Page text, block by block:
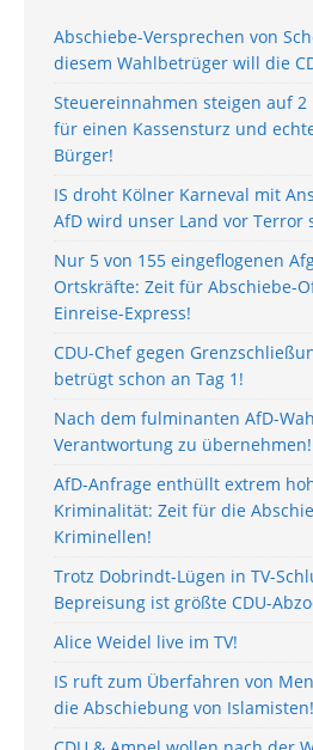
Abschiebe-Versprechen von
diesem Wahlbetrüger will die
Steuereinnahmen steigen auf 2
für einen Kassensturz und
Bürger!
IS droht Kölner Karneval mit
AfD wird unser Land vor Terror
Nur 5 von 155 eingeflogenen
Ortskräfte: Zeit für Abschiebe-
Einreise-Express!
CDU-Chef gegen
betrügt schon an Tag 1!
Nach dem fulminanten AfD-
Verantwortung zu übernehmen!
AfD-Anfrage enthüllt extrem
Kriminalität: Zeit für die
Kriminellen!
Trotz Dobrindt-Lügen in TV-
Bepreisung ist größte CDU-
Alice Weidel live im TV!
IS ruft zum Überfahren von
die Abschiebung von Islamisten!